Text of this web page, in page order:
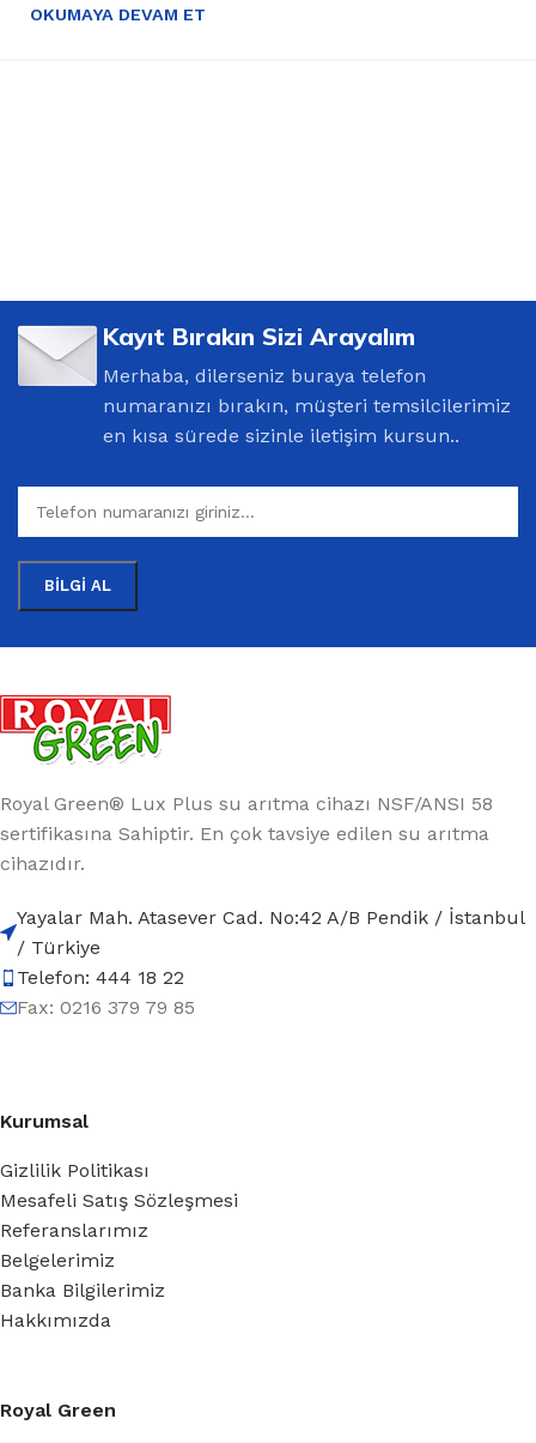
OKUMAYA DEVAM ET
Kayıt Bırakın Sizi Arayalım
Merhaba, dilerseniz buraya telefon
numaranızı bırakın, müşteri temsilcilerimiz
en kısa sürede sizinle iletişim kursun..
Royal Green® Lux Plus su arıtma cihazı NSF/ANSI 58
sertifikasına Sahiptir. En çok tavsiye edilen su arıtma
cihazıdır.
Yayalar Mah. Atasever Cad. No:42 A/B Pendik / İstanbul
/ Türkiye
Telefon: 444 18 22
Fax: 0216 379 79 85
Kurumsal
Gizlilik Politikası
Mesafeli Satış Sözleşmesi
Referanslarımız
Belgelerimiz
Banka Bilgilerimiz
Hakkımızda
Royal Green